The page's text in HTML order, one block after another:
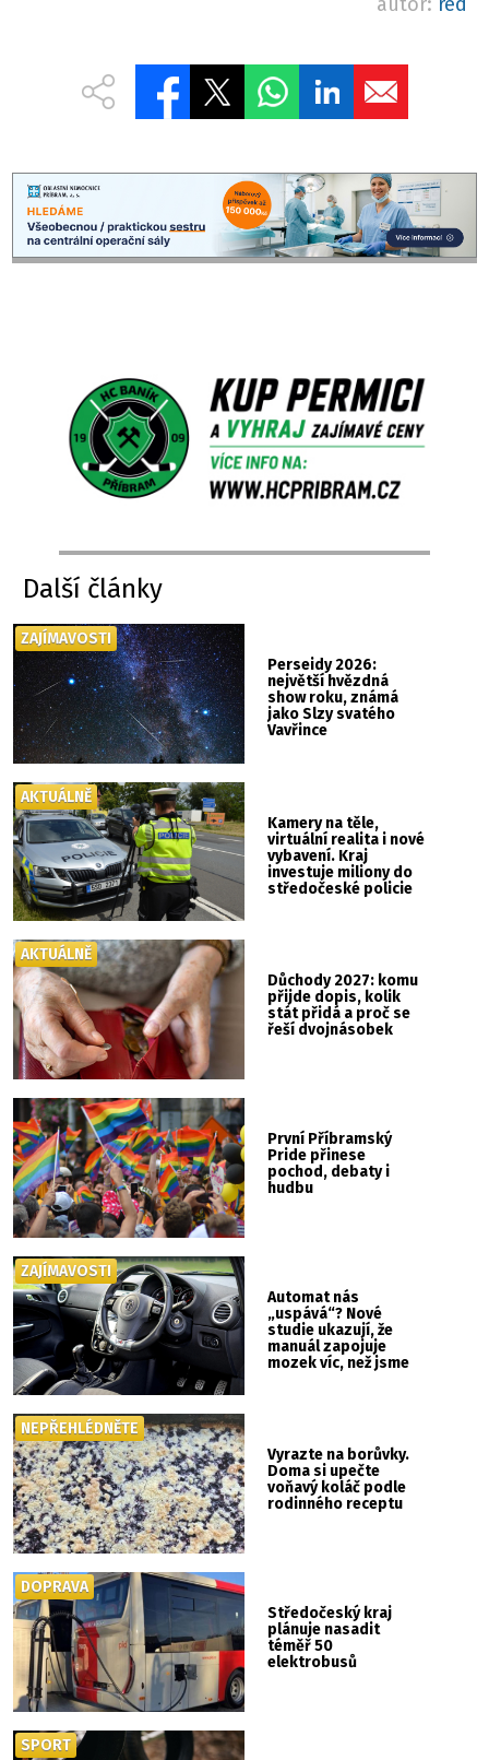
Další články
Perseidy 2026:
největší hvězdná
show roku, známá
jako Slzy svatého
Vavřince
ZAJÍMAVOSTI
Kamery na těle,
virtuální realita i nové
vybavení. Kraj
investuje miliony do
středočeské policie
AKTUÁLNĚ
Důchody 2027: komu
přijde dopis, kolik
stát přidá a proč se
řeší dvojnásobek
AKTUÁLNĚ
První Příbramský
Pride přinese
pochod, debaty i
hudbu
Automat nás
„uspává“? Nové
studie ukazují, že
manuál zapojuje
mozek víc, než jsme
ZAJÍMAVOSTI
Vyrazte na borůvky.
Doma si upečte
voňavý koláč podle
rodinného receptu
NEPŘEHLÉDNĚTE
Středočeský kraj
plánuje nasadit
téměř 50
elektrobusů
DOPRAVA
SPORT